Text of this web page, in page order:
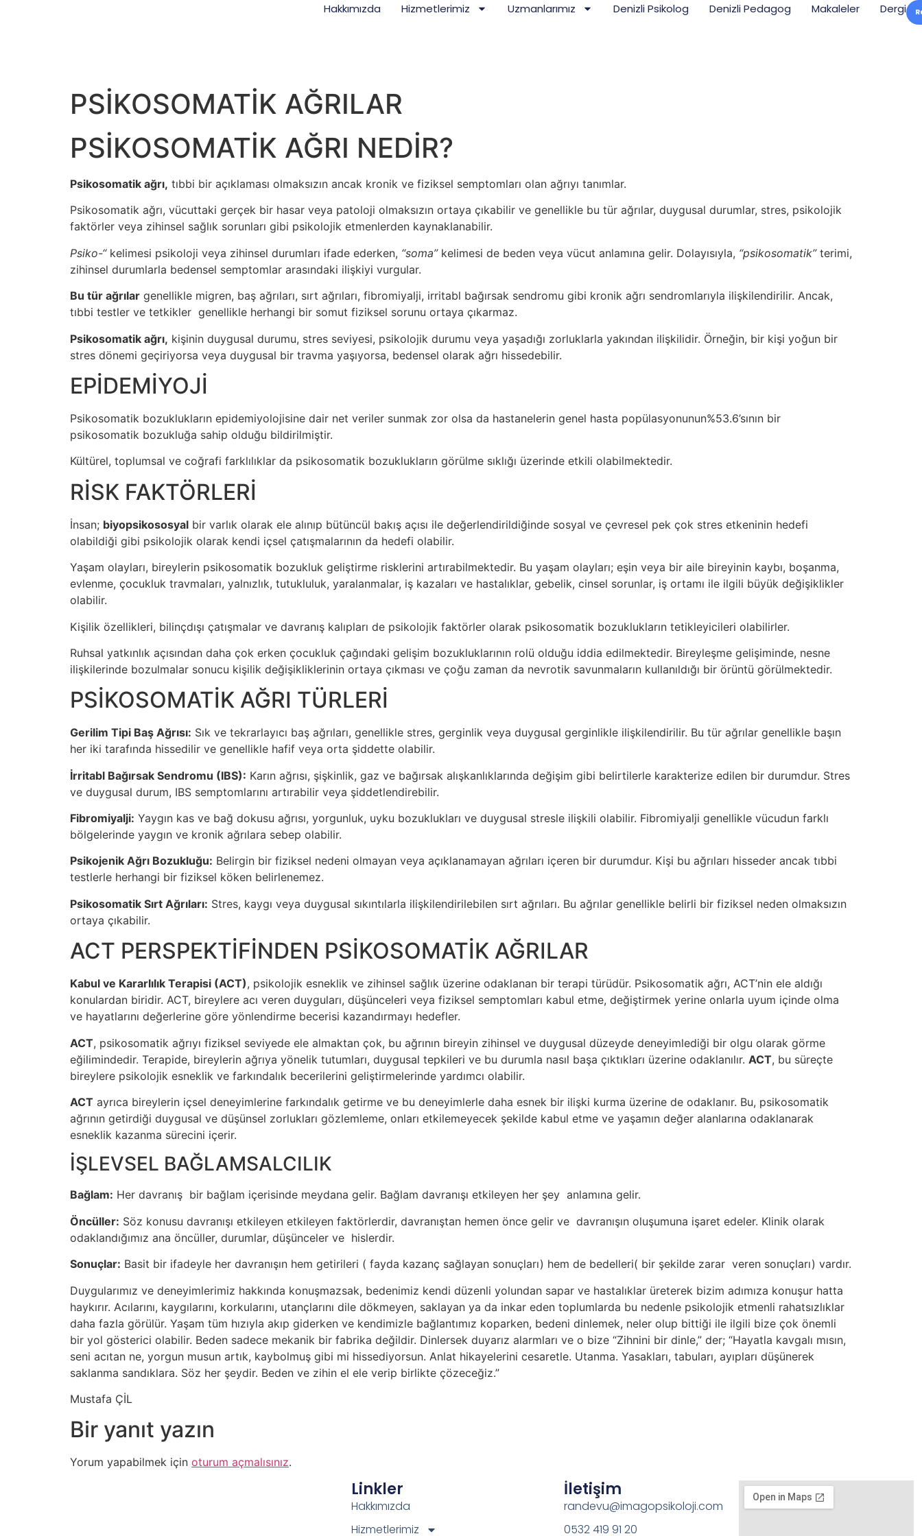
Hakkımızda Hizmetlerimiz Uzmanlarımız Denizli Psikolog Denizli Pedagog Makaleler Dergi
PSİKOSOMATİK AĞRILAR
PSİKOSOMATİK AĞRI NEDİR?
Psikosomatik ağrı, tıbbi bir açıklaması olmaksızın ancak kronik ve fiziksel semptomları olan ağrıyı tanımlar.
Psikosomatik ağrı, vücuttaki gerçek bir hasar veya patoloji olmaksızın ortaya çıkabilir ve genellikle bu tür ağrılar, duygusal durumlar, stres, psikolojik
faktörler veya zihinsel sağlık sorunları gibi psikolojik etmenlerden kaynaklanabilir.
Psiko-“kelimesi psikoloji veya zihinsel durumları ifade ederken, “soma”kelimesi de beden veya vücut anlamına gelir. Dolayısıyla, “psikosomatik”terimi,
zihinsel durumlarla bedensel semptomlar arasındaki ilişkiyi vurgular.
Bu tür ağrılar genellikle migren, baş ağrıları, sırt ağrıları, fibromiyalji, irritabl bağırsak sendromu gibi kronik ağrı sendromlarıyla ilişkilendirilir. Ancak,
tıbbi testler ve tetkikler genellikle herhangi bir somut fiziksel sorunu ortaya çıkarmaz.
Psikosomatik ağrı, kişinin duygusal durumu, stres seviyesi, psikolojik durumu veya yaşadığı zorluklarla yakından ilişkilidir. Örneğin, bir kişi yoğun bir
stres dönemi geçiriyorsa veya duygusal bir travma yaşıyorsa, bedensel olarak ağrı hissedebilir.
EPİDEMİYOJİ
Psikosomatik bozuklukların epidemiyolojisine dair net veriler sunmak zor olsa da hastanelerin genel hasta popülasyonunun%53.6’sının bir
psikosomatik bozukluğa sahip olduğu bildirilmiştir.
Kültürel, toplumsal ve coğrafi farklılıklar da psikosomatik bozuklukların görülme sıklığı üzerinde etkili olabilmektedir.
RİSK FAKTÖRLERİ
İnsan; biyopsikososyal bir varlık olarak ele alınıp bütüncül bakış açısı ile değerlendirildiğinde sosyal ve çevresel pek çok stres etkeninin hedefi
olabildiği gibi psikolojik olarak kendi içsel çatışmalarının da hedefi olabilir.
Yaşam olayları, bireylerin psikosomatik bozukluk geliştirme risklerini artırabilmektedir. Bu yaşam olayları; eşin veya bir aile bireyinin kaybı, boşanma,
evlenme, çocukluk travmaları, yalnızlık, tutukluluk, yaralanmalar, iş kazaları ve hastalıklar, gebelik, cinsel sorunlar, iş ortamı ile ilgili büyük değişiklikler
olabilir.
Kişilik özellikleri, bilinçdışı çatışmalar ve davranış kalıpları de psikolojik faktörler olarak psikosomatik bozuklukların tetikleyicileri olabilirler.
Ruhsal yatkınlık açısından daha çok erken çocukluk çağındaki gelişim bozukluklarının rolü olduğu iddia edilmektedir. Bireyleşme gelişiminde, nesne
ilişkilerinde bozulmalar sonucu kişilik değişikliklerinin ortaya çıkması ve çoğu zaman da nevrotik savunmaların kullanıldığı bir örüntü görülmektedir.
PSİKOSOMATİK AĞRI TÜRLERİ
Gerilim Tipi Baş Ağrısı: Sık ve tekrarlayıcı baş ağrıları, genellikle stres, gerginlik veya duygusal gerginlikle ilişkilendirilir. Bu tür ağrılar genellikle başın
her iki tarafında hissedilir ve genellikle hafif veya orta şiddette olabilir.
İrritabl Bağırsak Sendromu (IBS): Karın ağrısı, şişkinlik, gaz ve bağırsak alışkanlıklarında değişim gibi belirtilerle karakterize edilen bir durumdur. Stres
ve duygusal durum, IBS semptomlarını artırabilir veya şiddetlendirebilir.
Fibromiyalji: Yaygın kas ve bağ dokusu ağrısı, yorgunluk, uyku bozuklukları ve duygusal stresle ilişkili olabilir. Fibromiyalji genellikle vücudun farklı
bölgelerinde yaygın ve kronik ağrılara sebep olabilir.
Psikojenik Ağrı Bozukluğu: Belirgin bir fiziksel nedeni olmayan veya açıklanamayan ağrıları içeren bir durumdur. Kişi bu ağrıları hisseder ancak tıbbi
testlerle herhangi bir fiziksel köken belirlenemez.
Psikosomatik Sırt Ağrıları: Stres, kaygı veya duygusal sıkıntılarla ilişkilendirilebilen sırt ağrıları. Bu ağrılar genellikle belirli bir fiziksel neden olmaksızın
ortaya çıkabilir.
ACT PERSPEKTİFİNDEN PSİKOSOMATİK AĞRILAR
Kabul ve Kararlılık Terapisi (ACT), psikolojik esneklik ve zihinsel sağlık üzerine odaklanan bir terapi türüdür. Psikosomatik ağrı, ACT’nin ele aldığı
konulardan biridir. ACT, bireylere acı veren duyguları, düşünceleri veya fiziksel semptomları kabul etme, değiştirmek yerine onlarla uyum içinde olma
ve hayatlarını değerlerine göre yönlendirme becerisi kazandırmayı hedefler.
ACT, psikosomatik ağrıyı fiziksel seviyede ele almaktan çok, bu ağrının bireyin zihinsel ve duygusal düzeyde deneyimlediği bir olgu olarak görme
eğilimindedir. Terapide, bireylerin ağrıya yönelik tutumları, duygusal tepkileri ve bu durumla nasıl başa çıktıkları üzerine odaklanılır. ACT, bu süreçte
bireylere psikolojik esneklik ve farkındalık becerilerini geliştirmelerinde yardımcı olabilir.
ACT ayrıca bireylerin içsel deneyimlerine farkındalık getirme ve bu deneyimlerle daha esnek bir ilişki kurma üzerine de odaklanır. Bu, psikosomatik
ağrının getirdiği duygusal ve düşünsel zorlukları gözlemleme, onları etkilemeyecek şekilde kabul etme ve yaşamın değer alanlarına odaklanarak
esneklik kazanma sürecini içerir.
İŞLEVSEL BAĞLAMSALCILIK
Bağlam: Her davranış bir bağlam içerisinde meydana gelir. Bağlam davranışı etkileyen her şey anlamına gelir.
Öncüller: Söz konusu davranışı etkileyen etkileyen faktörlerdir, davranıştan hemen önce gelir ve davranışın oluşumuna işaret edeler. Klinik olarak
odaklandığımız ana öncüller, durumlar, düşünceler ve hislerdir.
Sonuçlar: Basit bir ifadeyle her davranışın hem getirileri ( fayda kazanç sağlayan sonuçları) hem de bedelleri( bir şekilde zarar veren sonuçları) vardır.
Duygularımız ve deneyimlerimiz hakkında konuşmazsak, bedenimiz kendi düzenli yolundan sapar ve hastalıklar üreterek bizim adımıza konuşur hatta
haykırır. Acılarını, kaygılarını, korkularını, utançlarını dile dökmeyen, saklayan ya da inkar eden toplumlarda bu nedenle psikolojik etmenli rahatsızlıklar
daha fazla görülür. Yaşam tüm hızıyla akıp giderken ve kendimizle bağlantımız koparken, bedeni dinlemek, neler olup bittiği ile ilgili bize çok önemli
bir yol gösterici olabilir. Beden sadece mekanik bir fabrika değildir. Dinlersek duyarız alarmları ve o bize “Zihnini bir dinle,” der; “Hayatla kavgalı mısın,
seni acıtan ne, yorgun musun artık, kaybolmuş gibi mi hissediyorsun. Anlat hikayelerini cesaretle. Utanma. Yasakları, tabuları, ayıpları düşünerek
saklanma sandıklara. Söz her şeydir. Beden ve zihin el ele verip birlikte çözeceğiz.”
Mustafa ÇİL
Bir yanıt yazın
Yorum yapabilmek için oturum açmalısınız.
Linkler
Hakkımızda
Hizmetlerimiz
İletişim
randevu@imagopsikoloji.com
0532 419 91 20